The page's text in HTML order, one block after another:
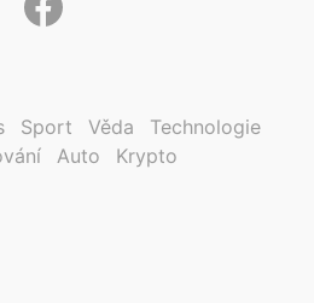
Sport Věda
Technologie
Auto Krypto